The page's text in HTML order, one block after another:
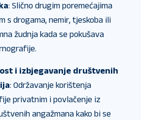
: Slično drugim poremećajima
s drogama, nemir, tjeskoba ili
žudnja kada se pokušava
i izbjegavanje društvenih
: Održavanje korištenja
privatnim i povlačenje iz
angažmana kako bi se